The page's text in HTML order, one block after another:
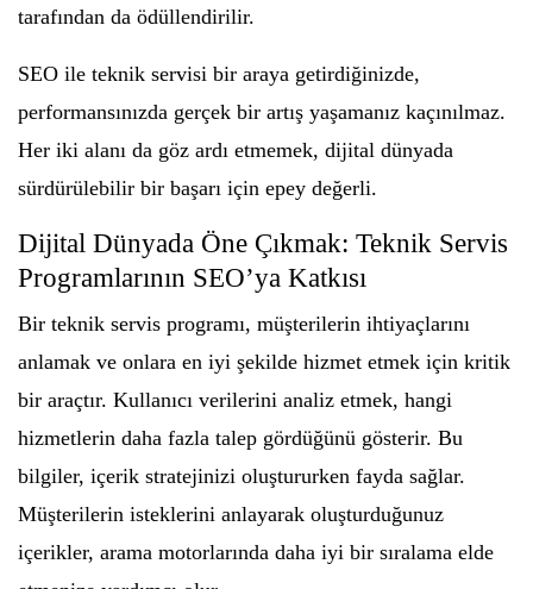
tarafından da ödüllendirilir.
SEO ile teknik servisi bir araya getirdiğinizde,
performansınızda gerçek bir artış yaşamanız kaçınılmaz.
Her iki alanı da göz ardı etmemek, dijital dünyada
sürdürülebilir bir başarı için epey değerli.
Dijital Dünyada Öne Çıkmak: Teknik Servis
Programlarının SEO’ya Katkısı
Bir teknik servis programı, müşterilerin ihtiyaçlarını
anlamak ve onlara en iyi şekilde hizmet etmek için kritik
bir araçtır. Kullanıcı verilerini analiz etmek, hangi
hizmetlerin daha fazla talep gördüğünü gösterir. Bu
bilgiler, içerik stratejinizi oluştururken fayda sağlar.
Müşterilerin isteklerini anlayarak oluşturduğunuz
içerikler, arama motorlarında daha iyi bir sıralama elde